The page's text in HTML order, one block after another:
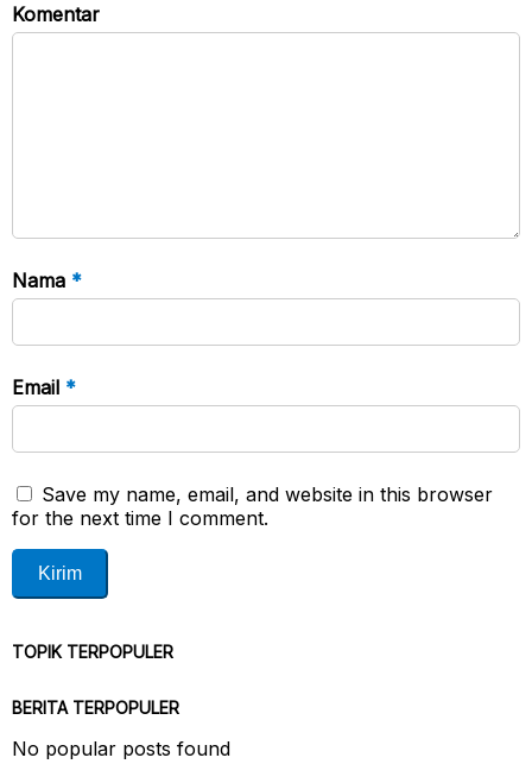
Komentar
Nama *
Email *
Save my name, email, and website in this browser
for the next time I comment.
TOPIK TERPOPULER
BERITA TERPOPULER
No popular posts found